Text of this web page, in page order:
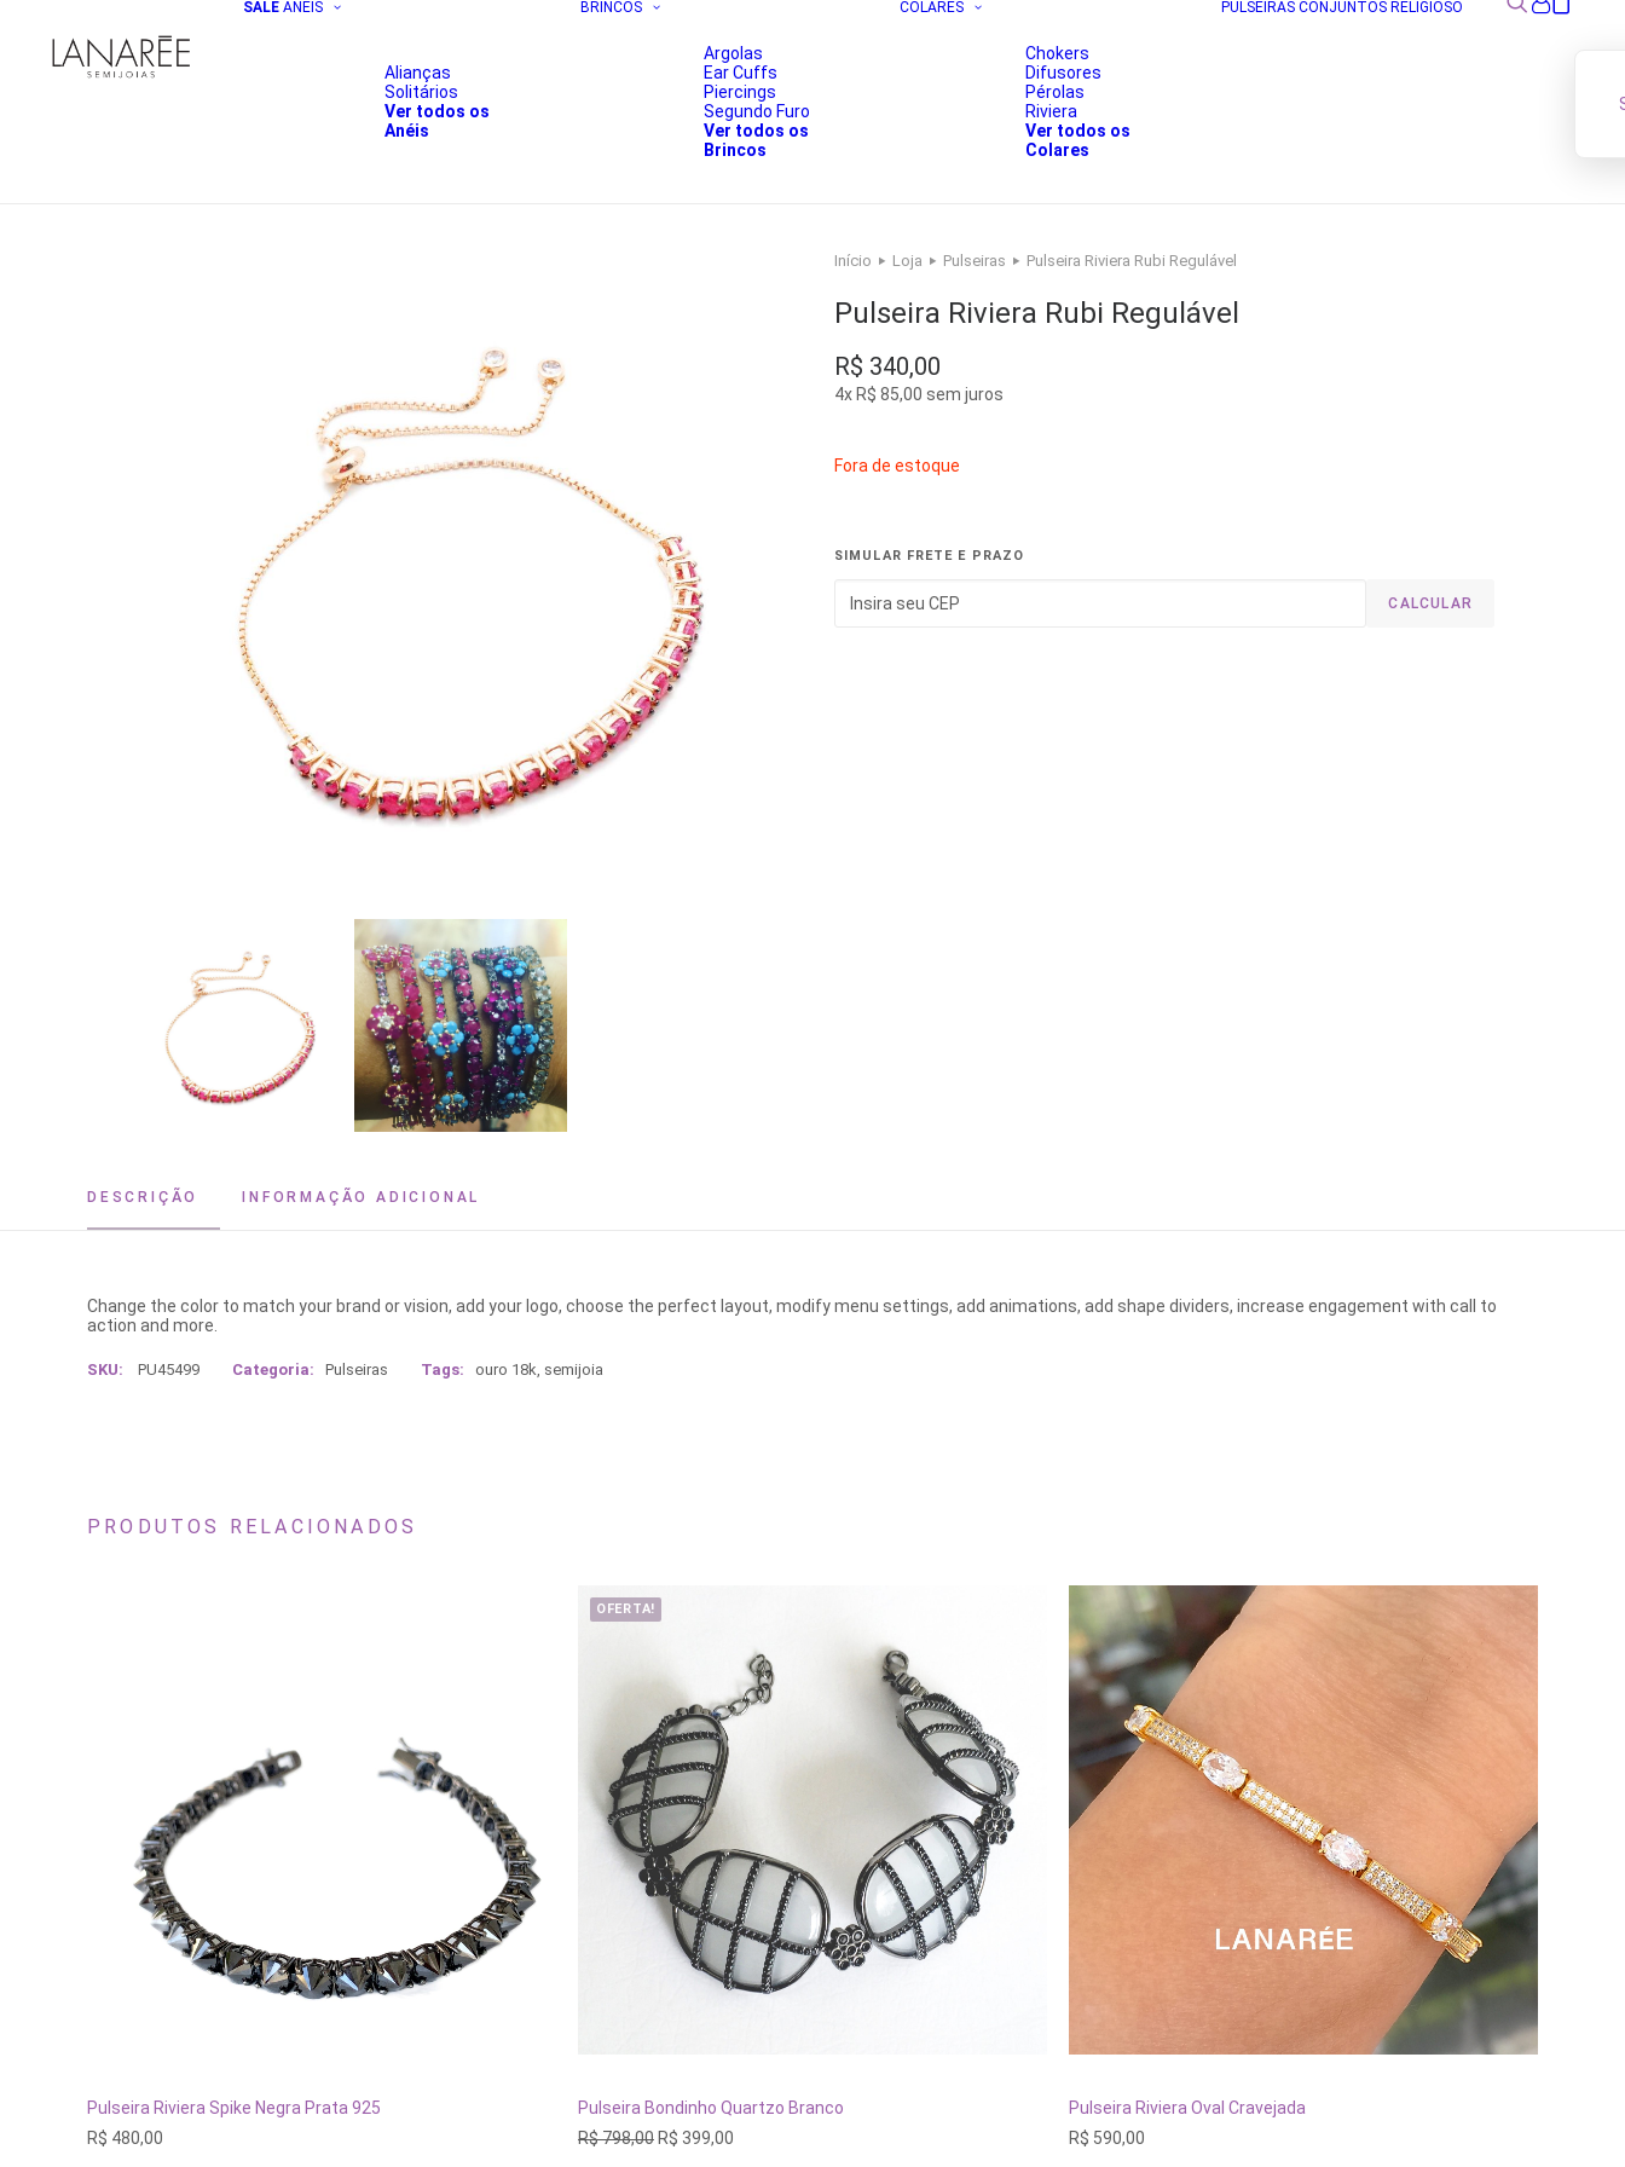
SALE ANÉIS
Alianças
Solitários
Ver todos os
Anéis
BRINCOS
Argolas
Ear Cuffs
Piercings
Segundo Furo
Ver todos os
Brincos
COLARES
Chokers
Difusores
Pérolas
Riviera
Ver todos os
Colares
PULSEIRAS CONJUNTOS RELIGIOSO
Início Loja Pulseiras Pulseira Riviera Rubi Regulável
Pulseira Riviera Rubi Regulável
R$ 340,00
4x R$ 85,00 sem juros
Fora de estoque
SIMULAR FRETE E PRAZO
CALCULAR
DESCRIÇÃO INFORMAÇÃO ADICIONAL
Change the color to match your brand or vision, add your logo, choose the perfect layout, modify menu settings, add animations, add shape dividers, increase engagement with call to
action and more.
SKU: PU45499 Categoria: Pulseiras Tags: ouro 18k, semijoia
PRODUTOS RELACIONADOS
ADICIONAR AO CARRINHO
Pulseira Riviera Spike Negra Prata 925
R$ 480,00
OFERTA!
ADICIONAR AO CARRINHO
Pulseira Bondinho Quartzo Branco
R$798,00OR$ 399,00
ADICIONAR AO CARRINHO
Pulseira Riviera Oval Cravejada
R$ 590,00